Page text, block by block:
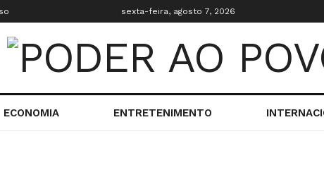
sexta-feira, agosto 7, 2026
ECONOMIA ENTRETENIMENTO